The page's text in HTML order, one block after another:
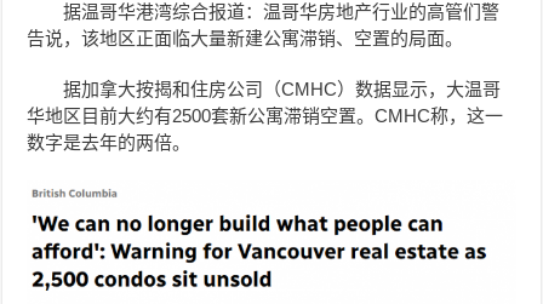
据温哥华港湾综合报道：温哥华房地产行业的高管们警
告说，该地区正面临大量新建公寓滞销、空置的局面。
据加拿大按揭和住房公司（CMHC）数据显示，大温哥
华地区目前大约有2500套新公寓滞销空置。CMHC称，这一
数字是去年的两倍。